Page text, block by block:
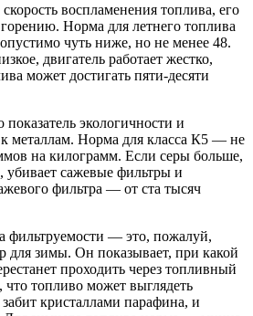
воспламенения топлива, его
Норма для летнего топлива
чуть ниже, но не менее 48.
двигатель работает жестко,
может достигать пяти-десяти
экологичности и
к металлам. Норма для класса К5 — не
на килограмм. Если серы больше,
убивает сажевые фильтры и
фильтра — от ста тысяч
фильтруемости — это, пожалуй,
для зимы. Он показывает, при какой
проходить через топливный
топливо может выглядеть
кристаллами парафина, и